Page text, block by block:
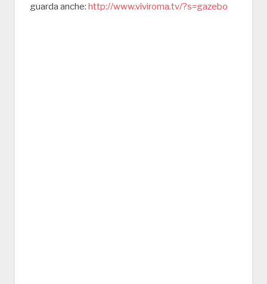
guarda anche: http://www.viviroma.tv/?s=gazebo